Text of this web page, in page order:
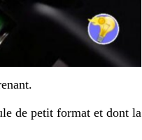
de petit format et dont la